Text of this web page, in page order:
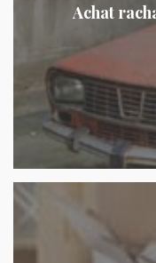
Achat